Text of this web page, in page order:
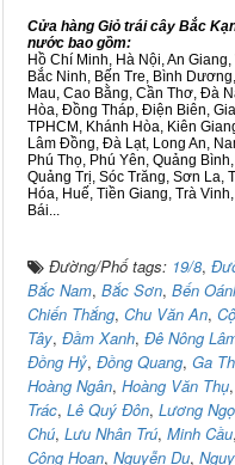
Cửa hàng Giỏ trái cây Bắc
nước bao gồm:
Hồ Chí Minh, Hà Nội, An
Bắc Ninh, Bến Tre, Bình
Mau, Cao Bằng, Cần Thơ, Đà
Hòa, Đồng Tháp, Điện Biên,
TPHCM, Khánh Hòa, Kiên
Lâm Đồng, Đà Lạt, Long An,
Phú Thọ, Phú Yên, Quảng
Quảng Trị, Sóc Trăng, Sơn La,
Hóa, Huế, Tiền Giang, Trà
Bái...
Đường/Phố tags: 19/8,
Bắc Nam, Bắc Sơn, Bến
Chiến Thắng, Chu Văn An,
Tây, Đầm Xanh, Đê Nông
Đồng Hỷ, Đồng Quang, Ga
Hoàng Ngân, Hoàng Văn Thụ,
Trác, Lê Quý Đôn, Lương
Chú, Lưu Nhân Trú, Minh Cầu,
Công Hoan, Nguyễn Du,